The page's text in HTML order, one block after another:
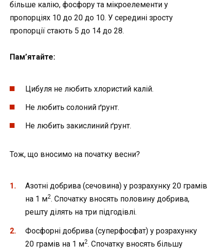
більше калію, фосфору та мікроелементи у
пропорціях 10 до 20 до 10. У середині зросту
пропорції стають 5 до 14 до 28.
Пам’ятайте:
Цибуля не любить хлористий калій.
Не любить солоний ґрунт.
Не любить закислиний ґрунт.
Тож, що вносимо на початку весни?
Азотні добрива (сечовина) у розрахунку 20 грамів
на 1 м2. Спочатку вносять половину добрива,
решту ділять на три підгодівлі.
Фосфорні добрива (суперфосфат) у розрахунку
20 грамів на 1 м2. Спочатку вносять більшу